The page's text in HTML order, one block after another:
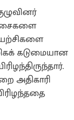
கடுமையான
அதிகாரி